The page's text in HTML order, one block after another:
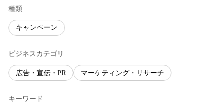
種類
キャンペーン
ビジネスカテゴリ
広告・宣伝・PR マーケティング・リサーチ
キーワード